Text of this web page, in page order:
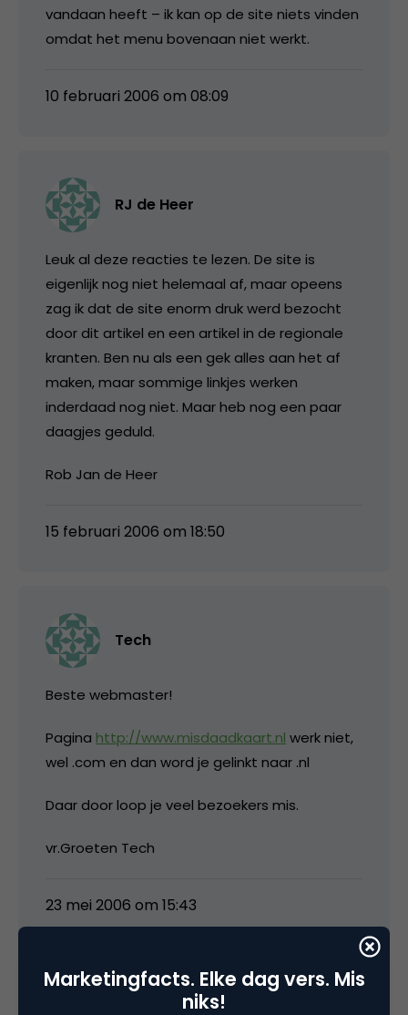
vandaan heeft – ik kan op de site niets vinden
omdat het menu bovenaan niet werkt.
10 februari 2006 om 08:09
RJ de Heer
Leuk al deze reacties te lezen. De site is
eigenlijk nog niet helemaal af, maar opeens
zag ik dat de site enorm druk werd bezocht
door dit artikel en een artikel in de regionale
kranten. Ben nu als een gek alles aan het af
maken, maar sommige linkjes werken
inderdaad nog niet. Maar heb nog een paar
daagjes geduld.
Rob Jan de Heer
15 februari 2006 om 18:50
Tech
Beste webmaster!
Pagina http://www.misdaadkaart.nl werk niet,
wel .com en dan word je gelinkt naar .nl
Daar door loop je veel bezoekers mis.
vr.Groeten Tech
23 mei 2006 om 15:43
Marketingfacts. Elke dag vers. Mis
niks!